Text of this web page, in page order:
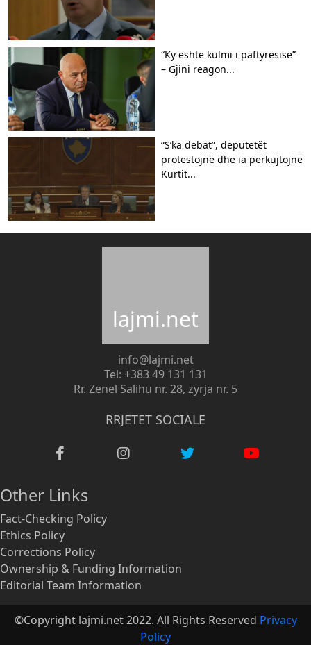
“Ky është kulmi i paftyrësisë”
– Gjini reagon...
“S’ka debat”, deputetët
protestojnë dhe ia përkujtojnë
Kurtit...
lajmi.net
info@lajmi.net
Tel: +383 49 131 131
Rr. Zenel Salihu nr. 28, zyrja nr. 5
RRJETET SOCIALE
Other Links
Fact-Checking Policy
Ethics Policy
Corrections Policy
Ownership & Funding Information
Editorial Team Information
©Copyright lajmi.net 2022. All Rights Reserved Privacy
Policy